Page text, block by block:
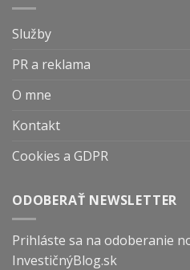
Služby
PR a reklama
O mne
Kontakt
Cookies a GDPR
ODOBERAŤ NEWSLETTER
Prihláste sa na odoberanie
InvestičnýBlog.sk